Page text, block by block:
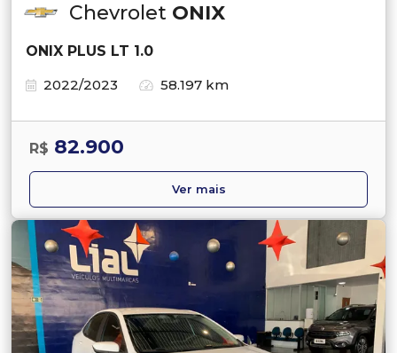
Chevrolet ONIX
ONIX PLUS LT 1.0
2022/2023
58.197 km
R$ 82.900
Ver mais